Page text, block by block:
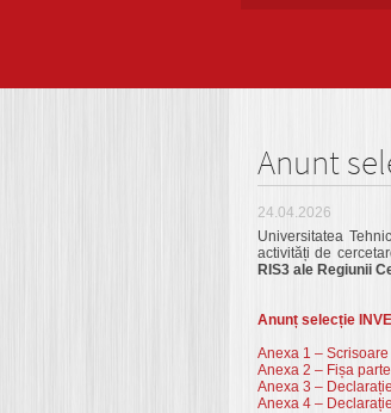
Anunt
24.04.2026
Universitatea
activități de
RIS3 ale Regiunii
Anunț selecție
Anexa 1 –
Anexa 2 – Fișa
Anexa 3 –
Anexa 4 –